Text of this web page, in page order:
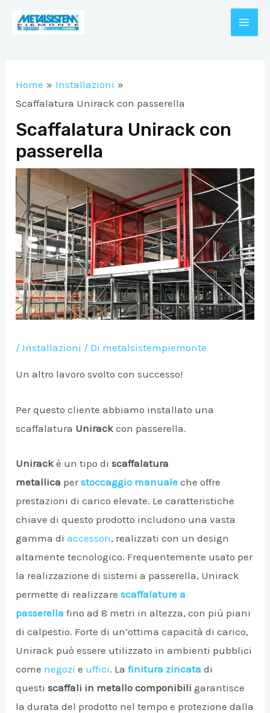
Home
Installazioni
Scaffalatura Unirack con passerella
Scaffalatura Unirack con
passerella
/ Installazioni / Di metalsistempiemonte
Un altro lavoro svolto con successo!
Per questo cliente abbiamo installato una
scaffalatura Unirack con passerella.
Unirack è un tipo di scaffalatura
metallica perstoccaggio manuale che offre
prestazioni di carico elevate. Le caratteristiche
chiave di questo prodotto includono una vasta
gamma diaccessori, realizzati con un design
altamente tecnologico. Frequentemente usato per
la realizzazione di sistemi a passerella, Unirack
permette di realizzarescaffalature a
passerella fino ad 8 metri in altezza, con più piani
di calpestio. Forte di un’ottima capacità di carico,
Unirack può essere utilizzato in ambienti pubblici
come negozie uffici. Lafinitura zincata di
questiscaffali in metallo componibili garantisce
la durata del prodotto nel tempo e protezione dalla
DISATTIVA
DISATTIVA
DISATTIVA